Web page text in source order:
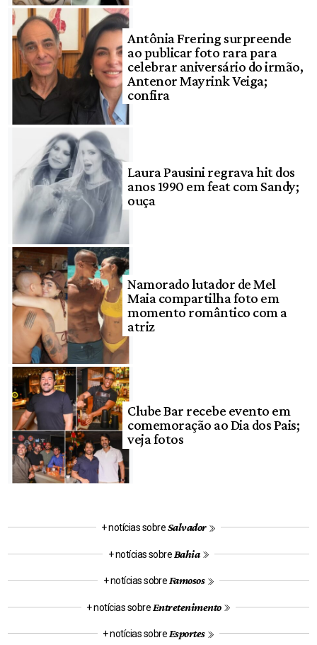
Antônia Frering surpreende
ao publicar foto rara para
celebrar aniversário do irmão,
Antenor Mayrink Veiga;
confira
Laura Pausini regrava hit dos
anos 1990 em feat com Sandy;
ouça
Namorado lutador de Mel
Maia compartilha foto em
momento romântico com a
atriz
Clube Bar recebe evento em
comemoração ao Dia dos Pais;
veja fotos
+ notícias sobreSalvador
+ notícias sobre Bahia
+ notícias sobreFamosos
+ notícias sobre Entretenimento
+ notícias sobreEsportes